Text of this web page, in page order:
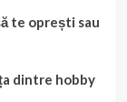
te oprești sau
dintre hobby